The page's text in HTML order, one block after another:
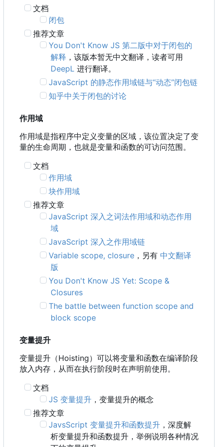
文档
闭包
推荐文章
You Don't Know JS 第二版中对于闭包的
解释 ，该版本暂无中文翻译，读者可用
DeepL 进行翻译。
JavaScript 的静态作用域链与“动态”闭包链
知乎中关于闭包的讨论
作用域
作用域是指程序中定义变量的区域，该位置决定了变
量的生命周期，也就是变量和函数的可访问范围。
文档
作用域
块作用域
推荐文章
JavaScript 深入之词法作用域和动态作用
域
JavaScript 深入之作用域链
Variable scope, closure ，另有 中文翻译
版
You Don't Know JS Yet: Scope &
Closures
The battle between function scope and
block scope
变量提升
变量提升 （Hoisting） 可以将变量和函数在编译阶段
放入内存 ， 从而在执行阶段时在声明前使用。
文档
JS 变量提升 ，变量提升的概念
推荐文章
JavsScript 变量提升和函数提升 ，深度解
析变量提升和函数提升，举例说明各种情况